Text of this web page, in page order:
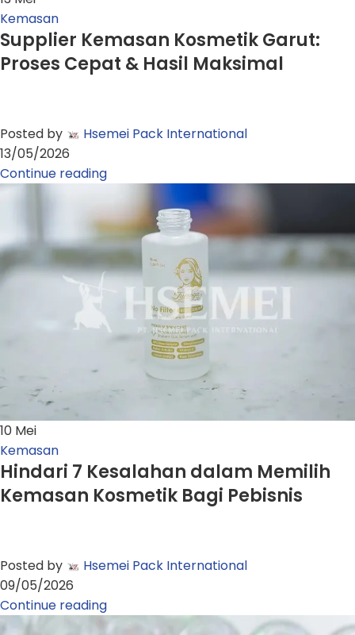
Kemasan
Supplier Kemasan Kosmetik Garut:
Proses Cepat & Hasil Maksimal
Posted by
Hsemei Pack International
13/05/2026
Continue reading
10 Mei
Kemasan
Hindari 7 Kesalahan dalam Memilih
Kemasan Kosmetik Bagi Pebisnis
Posted by
Hsemei Pack International
09/05/2026
Continue reading